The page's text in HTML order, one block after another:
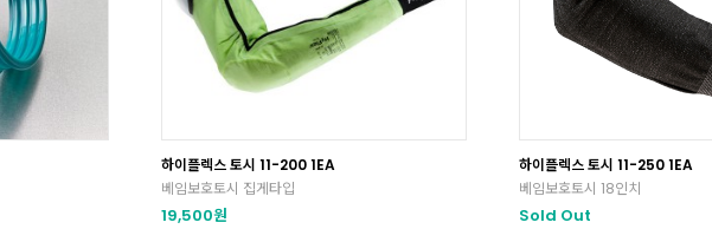
하이플렉스 토시 11-200 1EA
베임보호토시 집게타입
19,500원
하이플렉스 토시 11-250 1EA
베임보호토시 18인치
Sold Out